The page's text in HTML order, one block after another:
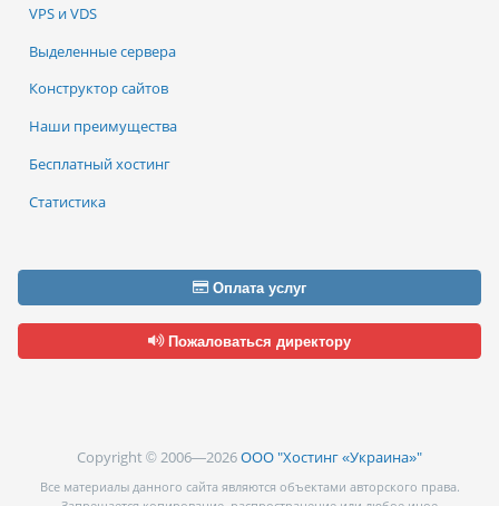
VPS и VDS
Выделенные сервера
Конструктор сайтов
Наши преимущества
Бесплатный хостинг
Статистика
Оплата услуг
Пожаловаться директору
Copyright © 2006—2026ООО "Хостинг «Украина»"
Все материалы данного сайта являются объектами авторского права.